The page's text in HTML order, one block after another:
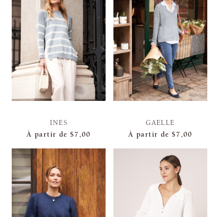
INES
À partir de $7,00
GAELLE
À partir de $7,00